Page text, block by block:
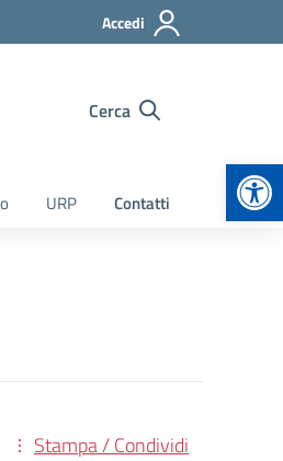
Accedi
Cerca
URP Contatti
Stampa / Condividi